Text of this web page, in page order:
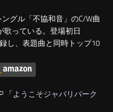
ングル「不協和音」のC/W曲
歌っている。登場初日
し、表題曲と同時トップ10
「 ようこそジャパリパーク